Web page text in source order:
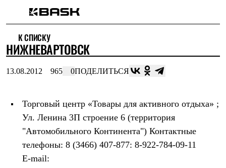
Интернет-магазин
Мужская одежда
Утепленная пухом
Куртки
Брюки
Утепленная синтетикой
Куртки
Штормовая одежда
Куртки
Брюки
Софтшелл одежда
К СПИСКУ
НИЖНЕВАРТОВСК
13.08.2012 965 0ПОДЕЛИТЬСЯ
Торговый центр «Товары для активного отдыха» ;
Ул. Ленина 3П строение 6 (территория
"Автомобильного Континента") Контактные
телефоны: 8 (3466) 407-877: 8-922-784-09-11
E-mail: